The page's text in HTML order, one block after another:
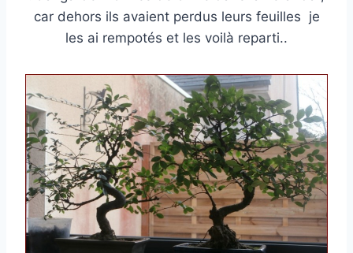
car dehors ils avaient perdus leurs feuilles je
les ai rempotés et les voilà reparti..